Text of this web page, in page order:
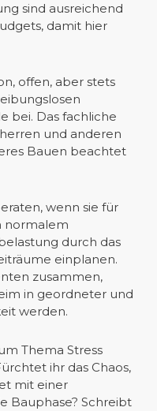
sind ausreichend
damit hier
offen, aber stets
bei. Das fachliche
und anderen
Bauen beachtet
wenn sie für
normalem
durch das
einplanen.
zusammen,
in geordneter und
werden.
Thema Stress
ihr das Chaos,
mit einer
Bauphase? Schreibt